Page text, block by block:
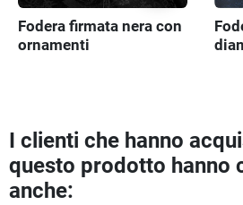
Fodera firmata nera con
ornamenti
I clienti che hanno
questo prodotto hanno
anche: